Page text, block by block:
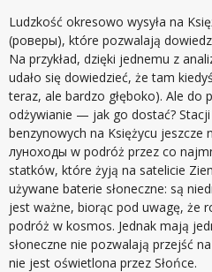
Ludzkość okresowo wysyła na
(роверы), które pozwalają
Na przykład, dzięki jednemu z
udało się dowiedzieć, że tam
teraz, ale bardzo głęboko). Ale do
odżywianie — jak go dostać?
benzynowych na Księżycu jeszcze
луноходы w podróż przez co
statków, które żyją na satelicie
używane baterie słoneczne: są
jest ważne, biorąc pod uwagę, że
podróż w kosmos. Jednak mają
słoneczne nie pozwalają przejść
nie jest oświetlona przez Słońce.